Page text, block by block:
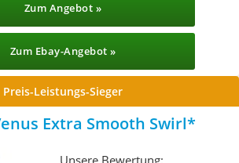
Zum Angebot »
Zum Ebay-Angebot »
Preis-Leistungs-Sieger
Extra Smooth Swirl
Unsere Bewertung: